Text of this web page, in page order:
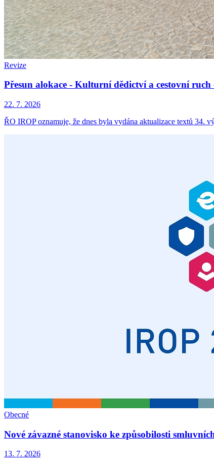
Revize
Přesun alokace - Kulturní dědictví a cestovní
22. 7. 2026
ŘO IROP oznamuje, že dnes byla vydána aktualizace textů 34.
Obecné
Nové závazné stanovisko ke způsobilosti
13. 7. 2026